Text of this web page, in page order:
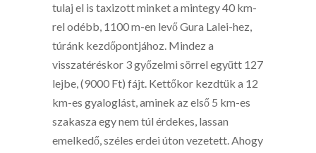
tulaj el is taxizott minket a mintegy 40 km-
rel odébb, 1100 m-en levő Gura Lalei-hez,
túránk kezdőpontjához. Mindez a
visszatéréskor 3 győzelmi sörrel együtt 127
lejbe, (9000 Ft) fájt. Kettőkor kezdtük a 12
km-es gyaloglást, aminek az első 5 km-es
szakasza egy nem túl érdekes, lassan
emelkedő, széles erdei úton vezetett. Ahogy